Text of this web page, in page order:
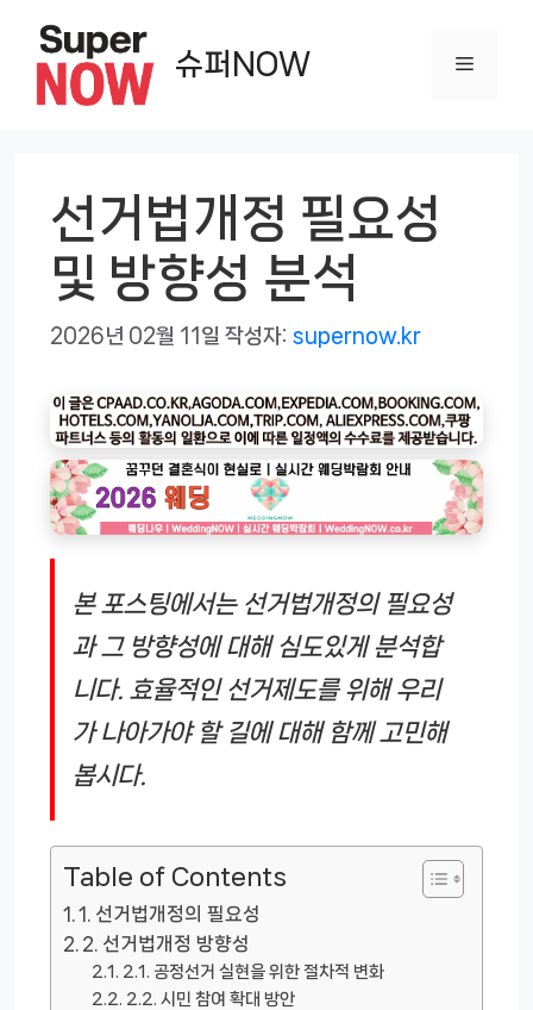
슈퍼NOW 메
선거법개정 필요성
및 방향성 분석
2026년 02월 11일 작성자: supernow.kr
본 포스팅에서는 선거법개정의 필요성
과 그 방향성에 대해 심도있게 분석합
니다. 효율적인 선거제도를 위해 우리
가 나아가야 할 길에 대해 함께 고민해
봅시다.
Table of Contents
1. 선거법개정의 필요성
2. 선거법개정 방향성
2.1. 공정선거 실현을 위한 절차적 변화
2.2. 시민 참여 확대 방안